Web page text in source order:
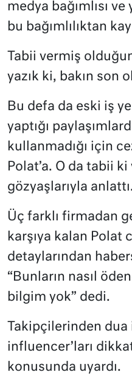
medya bağımlısı ve
bu bağımlılıktan
Tabii vermiş
yazık ki, bakın son
Bu defa da eski iş
yaptığı
kullanmadığı için
Polat’a. O da tabii ki
gözyaşlarıyla
Üç farklı firmadan
karşıya kalan Polat
detaylarından
“Bunların nasıl
bilgim yok” dedi.
Takipçilerinden
influencer’ları
konusunda uyardı.